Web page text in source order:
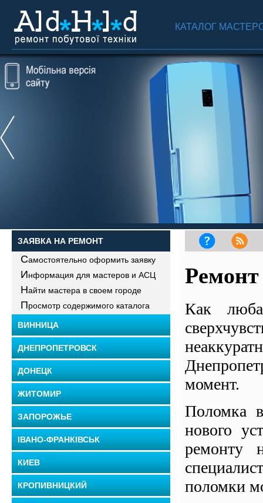
КАТАЛОГ
ЗАЯВКА НА РЕМОНТ
Самостоятельно оформить заявку
Информация для мастеров и АСЦ
Найти мастера в своем городе
Просмотр содержимого каталога
ВИННИЦА
ДНЕПРОПЕТРОВСК
ДОНЕЦК
ЖИТОМИР
ЗАПОРОЖЬЕ
ІВАНО-ФРАНКІВСЬК
КИЕВ
КРОПИВНИЦКИЙ
Ремонт
Как
момент.
Поломка
нового
ремонту
поломки